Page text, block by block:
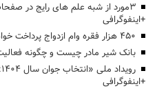
3مورد از شبه علم های رایج در
+اینفوگرافی
۴۵۰ هزار فقره وام ازدواج پرداخت خواهد شد
بانک شیر مادر چیست و چگونه
+اینفوگرافی